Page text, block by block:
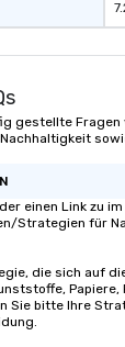
gestellte
einen Link zu
Strategien für
die sich auf
Papiere,
Sie bitte Ihre